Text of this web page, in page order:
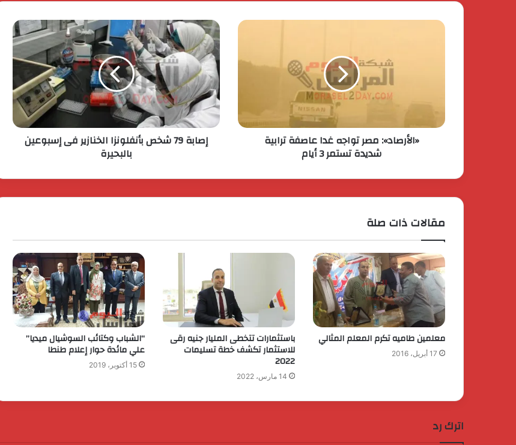
اكس بينج “XPENG” تتصدر مبيعات فئة
السيارات الكهربائية الفاخرة في مصر خلال
أبريل 2026
كردان جولد تضع معيارًا جديدًا للشفافية :
استمرار البيع بدون احتساب وزن الأحجار
والفصوص ولا زيادة في قيمة المصنعية
حتي يناير المقبل
الحرس الثوري يخـ ـترق البحرين! القصة
الكاملة لأكبر اختـ ـراق إيراني لمملكة
الرئيس السيسي يثمن دور القوات
المسلحة في التنمية وحماية الأمن
القومي
الدكتور محسن السيد.. نموذج للإدارة
الناجحة والانضباط المهنى بأوقاف الفيوم
«الأرصاد»: مصر تواجه غدا عاصفة ترابية
شديدة تستمر 3 أيام
إصابة 79 شخص بأنفلونزا الخنازير فى إسبوعين
بالبحيرة
مقالات ذات صلة
معلمين طاميه تكرم المعلم المثالي
17 أبريل، 2016
باستثمارات تتخطى المليار جنيه رقى
للاستثمار تكشف خطة تسليمات
2022
14 مارس، 2022
“الشباب وكتائب السوشيال ميديا”
علي مائدة حوار إعلام طنطا
15 أكتوبر، 2019
اترك رد